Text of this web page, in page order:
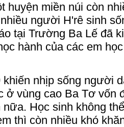
huyện miền núi còn
người H'rê sinh
tại Trường Ba Lế đã
hành của các em
nhịp sống người
ở vùng cao Ba Tơ vốn
nữa. Học sinh không
thì còn nhiều khó